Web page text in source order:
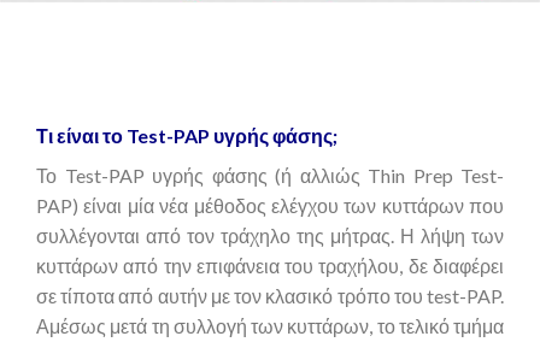
Τι είναι το Test-PAP υγρής φάσης;
Το Test-PAP υγρής φάσης (ή αλλιώς Thin Prep Test-
PAP) είναι μία νέα μέθοδος ελέγχου των κυττάρων που
συλλέγονται από τον τράχηλο της μήτρας. Η λήψη των
κυττάρων από την επιφάνεια του τραχήλου, δε διαφέρει
σε τίποτα από αυτήν με τον κλασικό τρόπο του test-PAP.
Αμέσως μετά τη συλλογή των κυττάρων, το τελικό τμήμα